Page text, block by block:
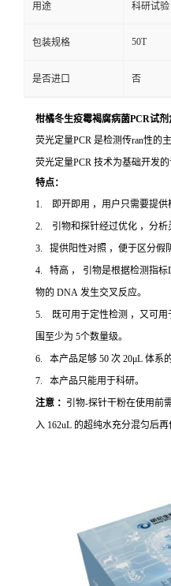
用途 科研试验
包装规格 50T
是否进口 否
柑橘冬生疫霉褐腐病菌PCR试剂
荧光定量PCR 是检测传ran性的
荧光定量PCR 技术为基础开发
特点：
1. 即开即用 ，用户只需要提供
2. 引物和探针经过优化 ，分析
3. 提供阳性对照 ，便于区分假
4. 特高 ， 引物是根据检测指标
物的 DNA 发生交叉反应。
5. 既可用于定性检测 ，又可用
围至少为 5个数量级。
6. 本产品足够 50 次 20μL 体系
7. 本产品只能用于科研。
注意 ： 引物-探针干粉在使用前
入 162uL 的超纯水充分混匀后